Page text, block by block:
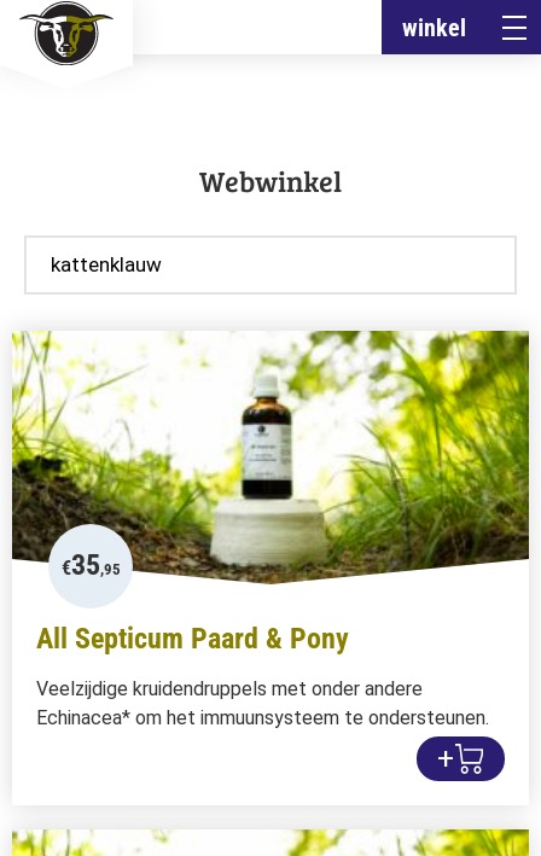
winkel
Webwinkel
door
€35,95
All Septicum Paard & Pony
Veelzijdige kruidendruppels met onder andere
Echinacea* om het immuunsysteem te ondersteunen.
+